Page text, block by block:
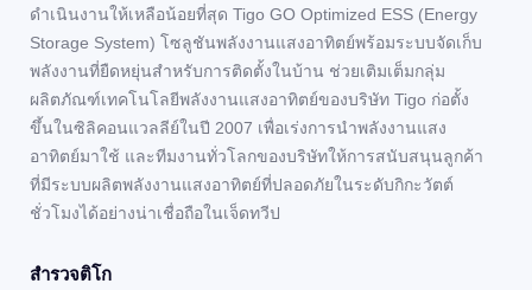
ดำเนินงานให้เหลือน้อยที่สุด Tigo GO Optimized ESS (Energy
Storage System) โซลูชันพลังงานแสงอาทิตย์พร้อมระบบจัดเก็บ
พลังงานที่ยืดหยุ่นสำหรับการติดตั้งในบ้าน ช่วยเติมเต็มกลุ่ม
ผลิตภัณฑ์เทคโนโลยีพลังงานแสงอาทิตย์ของบริษัท Tigo ก่อตั้ง
ขึ้นในซิลิคอนแวลลีย์ในปี 2007 เพื่อเร่งการนำพลังงานแสง
อาทิตย์มาใช้ และทีมงานทั่วโลกของบริษัทให้การสนับสนุนลูกค้า
ที่มีระบบผลิตพลังงานแสงอาทิตย์ที่ปลอดภัยในระดับกิกะวัตต์
ชั่วโมงได้อย่างน่าเชื่อถือในเจ็ดทวีป
สํารวจติโก